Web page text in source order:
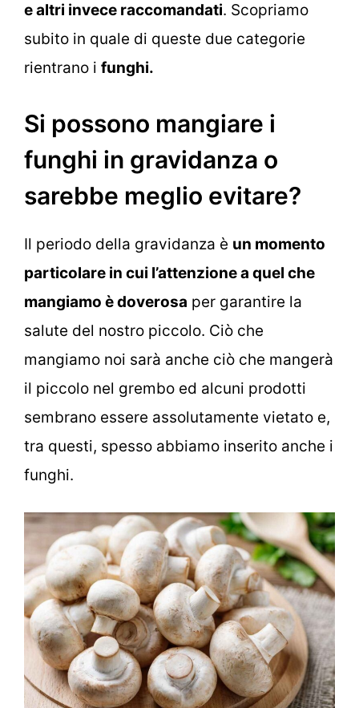
e altri invece raccomandati. Scopriamo
subito in quale di queste due categorie
rientrano i funghi.
Si possono mangiare i
funghi in gravidanza o
sarebbe meglio evitare?
Il periodo della gravidanza è un momento
particolare in cui l’attenzione a quel che
mangiamo è doverosa per garantire la
salute del nostro piccolo. Ciò che
mangiamo noi sarà anche ciò che mangerà
il piccolo nel grembo ed alcuni prodotti
sembrano essere assolutamente vietato e,
tra questi, spesso abbiamo inserito anche i
funghi.